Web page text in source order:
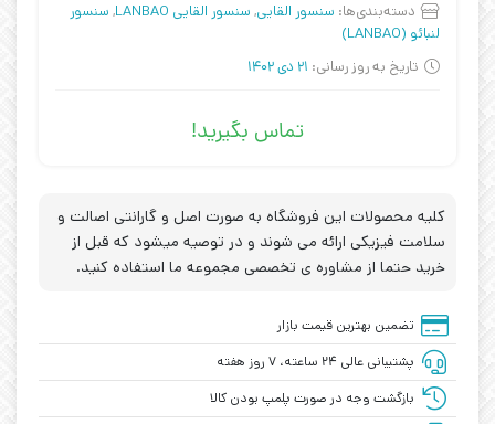
دسته‌بندی‌ها: سنسور القایی, سنسور القایی LANBAO , سنسور
لنبائو (LANBAO)
تاریخ به روز رسانی: 21 دی 1402
تماس بگیرید!
کلیه محصولات این فروشگاه به صورت اصل و گارانتی اصالت و
سلامت فیزیکی ارائه می شوند و در توصیه میشود که قبل از
خرید حتما از مشاوره ی تخصصی مجموعه ما استفاده کنید.
تضمین بهترین قیمت بازار
پشتیبانی عالی ۲۴ ساعته، ۷ روز هفته
بازگشت وجه در صورت پلمپ بودن کالا